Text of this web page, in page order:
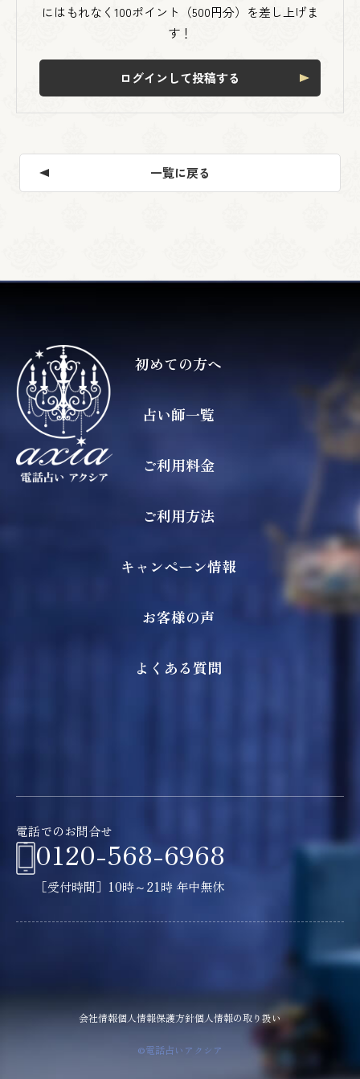
にはもれなく100ポイント（500円分）を差し上げま
す！
ログインして投稿する
一覧に戻る
初めての方へ
占い師一覧
ご利用料金
ご利用方法
キャンペーン情報
お客様の声
よくある質問
電話でのお問合せ
0120-568-6968
［受付時間］10時～21時 年中無休
会社情報個人情報保護方針個人情報の取り扱い
©電話占いアクシア